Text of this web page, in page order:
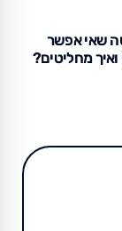
שאי אפשר
מחליטים?